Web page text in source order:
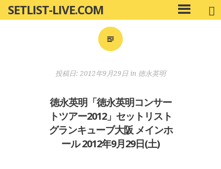
ン
SETLIST-LIVE.COM
メ
イ
投稿日: 2012年9月29日 in 徳永英明
徳永英明「徳永英明コンサー
トツアー2012」セットリスト
グランキューブ大阪 メインホ
ール 2012年9月29日(土)